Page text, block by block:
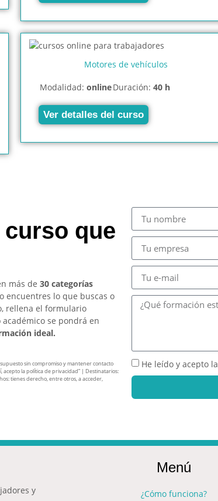
Motores de vehículos
Modalidad: onlineDuración: 40 h
Ver detalles del curso
que
más de 30 categorías
encuentres lo que buscas o
rellena el formulario
se pondrá en
ideal.
sin compromiso y mantener contacto
acepto la política de privacidad” | Destinatarios:
tienes derecho, entre otros, a acceder,
He leído y acepto la
y
Menú
¿Cómo funciona?